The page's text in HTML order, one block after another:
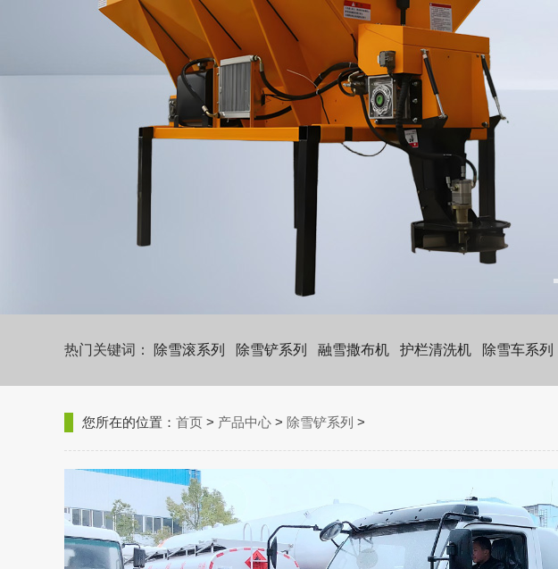
热门关键词： 除雪滚系列 除雪铲系列 融雪撒布机 护栏清洗机 除雪车系列
您所在的位置： 首页 > 产品中心 > 除雪铲系列 >